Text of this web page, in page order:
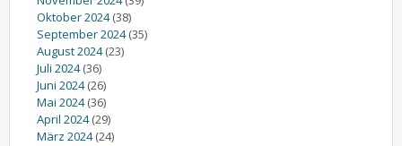
Oktober 2024(38)
September 2024(35)
August 2024(23)
Juli 2024(36)
Juni 2024(26)
Mai 2024(36)
April 2024(29)
März 2024(24)